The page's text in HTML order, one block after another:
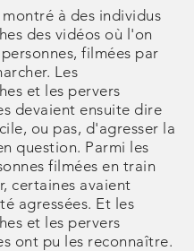
à des individus
des vidéos où l'on
filmées par
Les
et les pervers
devaient ensuite dire
ou pas, d'agresser la
question. Parmi les
filmées en train
certaines avaient
agressées. Et les
et les pervers
ont pu les reconnaître.